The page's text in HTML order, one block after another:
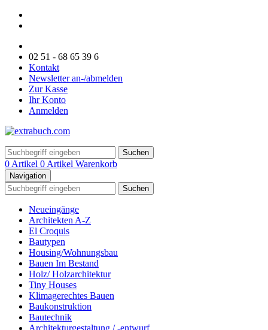
02 51 - 68 65 39 6
Kontakt
Newsletter an-/abmelden
Zur Kasse
Ihr Konto
Anmelden
Suchen
0 Artikel 0 Artikel Warenkorb
Navigation
Suchen
Neueingänge
Architekten A-Z
El Croquis
Bautypen
Housing/Wohnungsbau
Bauen Im Bestand
Holz/ Holzarchitektur
Tiny Houses
Klimagerechtes Bauen
Baukonstruktion
Bautechnik
Architekturgestaltung / -entwurf